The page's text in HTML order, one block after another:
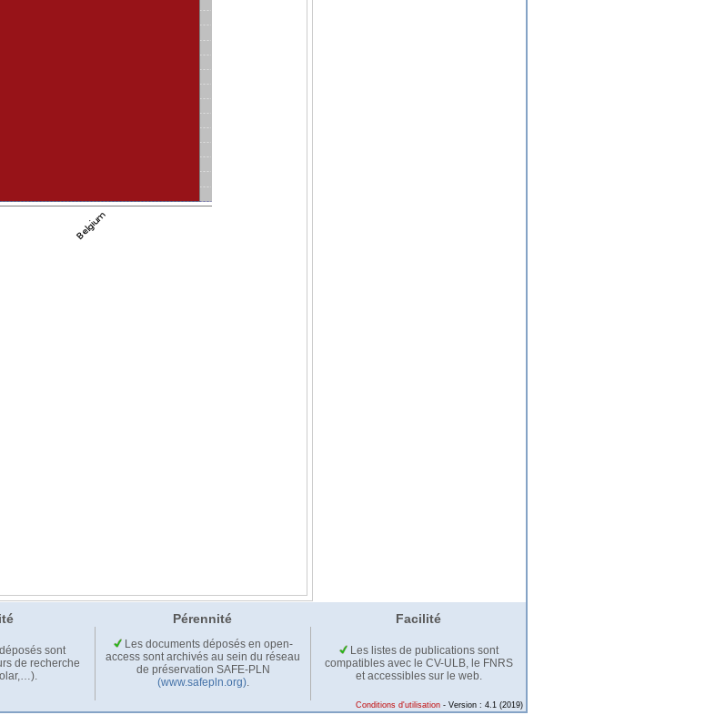
Pérennité Facilité
sont
de recherche
Les documents déposés en open-
access sont archivés au sein du réseau
de préservation SAFE-PLN
(www.safepln.org).
Les listes de publications sont
compatibles avec le CV-ULB, le FNRS
et accessibles sur le web.
Conditions d'utilisation - Version : 4.1 (2019)